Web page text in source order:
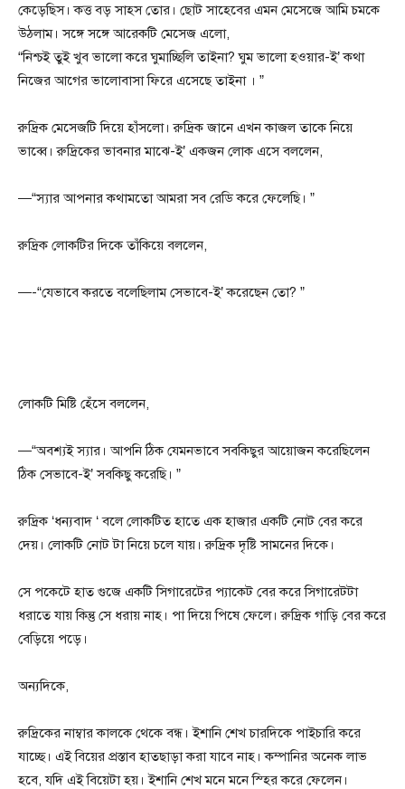
কেড়েছিস। কত্ত বড় সাহস তোর। ছোট সাহেবের এমন মেসেজে আমি চমকে
উঠলাম। সঙ্গে সঙ্গে আরেকটি মেসেজ এলো,
“নিশ্চই তুই খুব ভালো করে ঘুমাচ্ছিলি তাইনা? ঘুম ভালো হওয়ার-ই’ কথা
নিজের আগের ভালোবাসা ফিরে এসেছে তাইনা । ”
রুদ্রিক মেসেজটি দিয়ে হাঁসলো। রুদ্রিক জানে এখন কাজল তাকে নিয়ে
ভাব্বে। রুদ্রিকের ভাবনার মাঝে-ই’ একজন লোক এসে বললেন,
—“স্যার আপনার কথামতো আমরা সব রেডি করে ফেলেছি। ”
রুদ্রিক লোকটির দিকে তাঁকিয়ে বললেন,
—-“যেভাবে করতে বলেছিলাম সেভাবে-ই’ করেছেন তো? ”
লোকটি মিষ্টি হেঁসে বললেন,
—“অবশ্যই স্যার। আপনি ঠিক যেমনভাবে সবকিছুর আয়োজন করেছিলেন
ঠিক সেভাবে-ই’ সবকিছু করেছি। ”
রুদ্রিক ‘ধন্যবাদ ‘ বলে লোকটিত হাতে এক হাজার একটি নোট বের করে
দেয়। লোকটি নোট টা নিয়ে চলে যায়। রুদ্রিক দৃষ্টি সামনের দিকে।
সে পকেটে হাত গুজে একটি সিগারেটের প্যাকেট বের করে সিগারেটটা
ধরাতে যায় কিন্তু সে ধরায় নাহ। পা দিয়ে পিষে ফেলে। রুদ্রিক গাড়ি বের করে
বেড়িয়ে পড়ে।
অন্যদিকে,
রুদ্রিকের নাম্বার কালকে থেকে বন্ধ। ইশানি শেখ চারদিকে পাইচারি করে
যাচ্ছে। এই বিয়ের প্রস্তাব হাতছাড়া করা যাবে নাহ। কম্পানির অনেক লাভ
হবে, যদি এই বিয়েটা হয়। ইশানি শেখ মনে মনে স্হির করে ফেলেন।